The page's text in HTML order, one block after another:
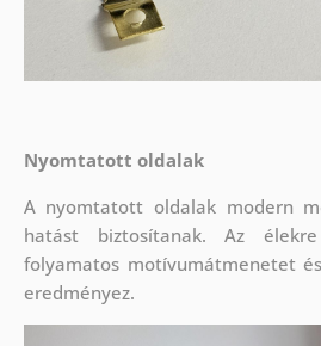
Nyomtatott oldalak
A nyomtatott oldalak modern
hatást biztosítanak. Az
folyamatos motívumátmenetet
eredményez.